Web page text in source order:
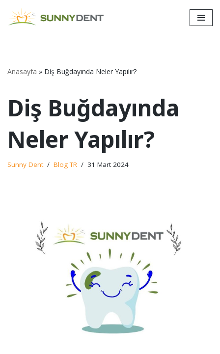
İçeriğe
Anasayfa » Diş Buğdayında Neler Yapılır?
Diş Buğdayında
Neler Yapılır?
Sunny Dent Blog TR 31 Mart 2024